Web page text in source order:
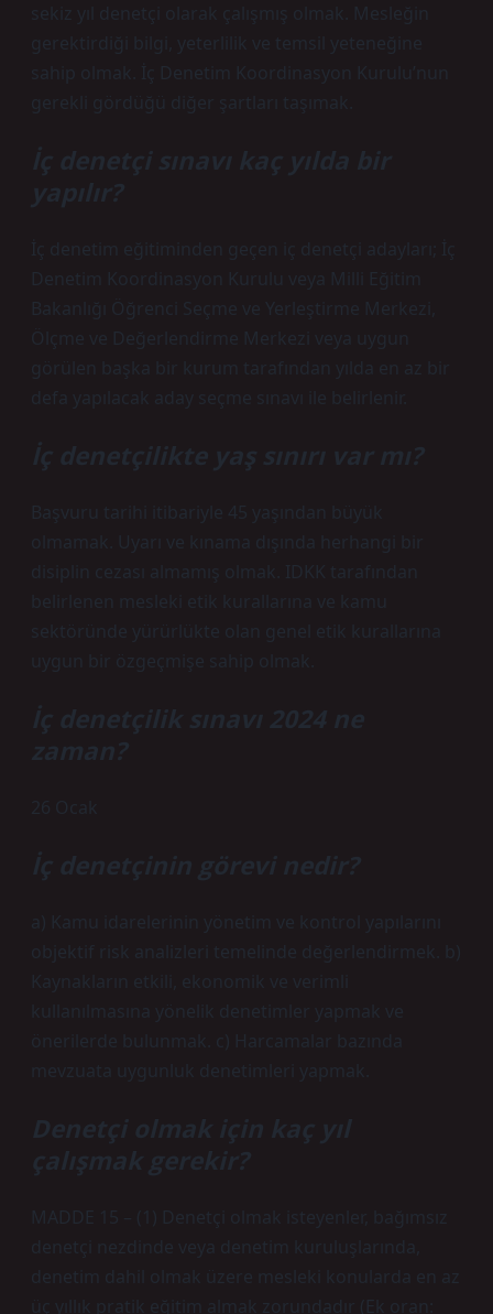
sekiz yıl denetçi olarak çalışmış olmak. Mesleğin
gerektirdiği bilgi, yeterlilik ve temsil yeteneğine
sahip olmak. İç Denetim Koordinasyon Kurulu’nun
gerekli gördüğü diğer şartları taşımak.
İç denetçi sınavı kaç yılda bir
yapılır?
İç denetim eğitiminden geçen iç denetçi adayları; İç
Denetim Koordinasyon Kurulu veya Milli Eğitim
Bakanlığı Öğrenci Seçme ve Yerleştirme Merkezi,
Ölçme ve Değerlendirme Merkezi veya uygun
görülen başka bir kurum tarafından yılda en az bir
defa yapılacak aday seçme sınavı ile belirlenir.
İç denetçilikte yaş sınırı var mı?
Başvuru tarihi itibariyle 45 yaşından büyük
olmamak. Uyarı ve kınama dışında herhangi bir
disiplin cezası almamış olmak. IDKK tarafından
belirlenen mesleki etik kurallarına ve kamu
sektöründe yürürlükte olan genel etik kurallarına
uygun bir özgeçmişe sahip olmak.
İç denetçilik sınavı 2024 ne
zaman?
26 Ocak
İç denetçinin görevi nedir?
a) Kamu idarelerinin yönetim ve kontrol yapılarını
objektif risk analizleri temelinde değerlendirmek. b)
Kaynakların etkili, ekonomik ve verimli
kullanılmasına yönelik denetimler yapmak ve
önerilerde bulunmak. c) Harcamalar bazında
mevzuata uygunluk denetimleri yapmak.
Denetçi olmak için kaç yıl
çalışmak gerekir?
MADDE 15 – (1) Denetçi olmak isteyenler, bağımsız
denetçi nezdinde veya denetim kuruluşlarında,
denetim dahil olmak üzere mesleki konularda en az
üç yıllık pratik eğitim almak zorundadır (Ek oran: